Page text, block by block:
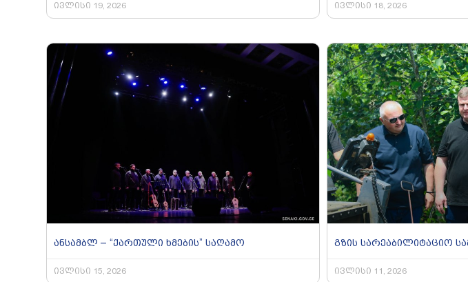
ივლისი 19, 2026 ივლისი 18, 2026
ანსამბლ – “ქართული ხმების” საღამო
ივლისი 15, 2026
გზის სარეაბილიტაციო
ივლისი 11, 2026